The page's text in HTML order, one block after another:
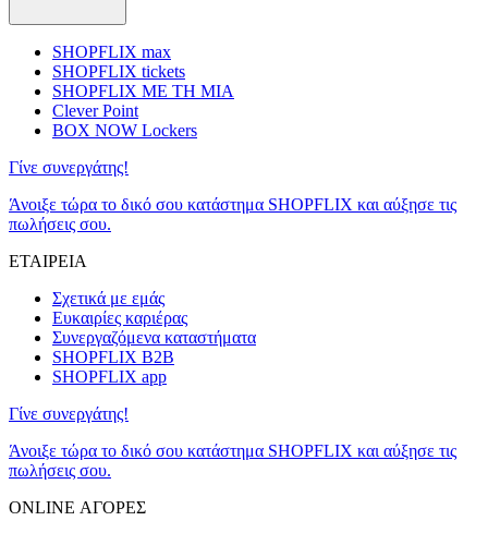
SHOPFLIX max
SHOPFLIX tickets
SHOPFLIX ΜΕ ΤΗ ΜΙΑ
Clever Point
BOX NOW Lockers
Γίνε συνεργάτης!
Άνοιξε τώρα το δικό σου κατάστημα SHOPFLIX και αύξησε τις
πωλήσεις σου.
ΕΤΑΙΡΕΙΑ
Σχετικά με εμάς
Ευκαιρίες καριέρας
Συνεργαζόμενα καταστήματα
SHOPFLIX B2B
SHOPFLIX app
Γίνε συνεργάτης!
Άνοιξε τώρα το δικό σου κατάστημα SHOPFLIX και αύξησε τις
πωλήσεις σου.
ONLINE ΑΓΟΡΕΣ